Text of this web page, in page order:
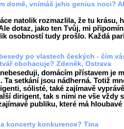
domě, vnímáš jeho genius noci?
natolik rozmazlila, že tu krásu,
dotaz, jako ten Tvůj, mi
osobností tudy prošlo. Každá
po vlastech českých - čím
obohacuje? Zdeněk, Ostrava
domácím přístavem je
Ta setkání jsou nádherná. Totiž
sólisté, také zajímavě
dirigent, tak s nimi ne vše vždy
publiku, které má hloubavé
koncerty konkurence? Tina